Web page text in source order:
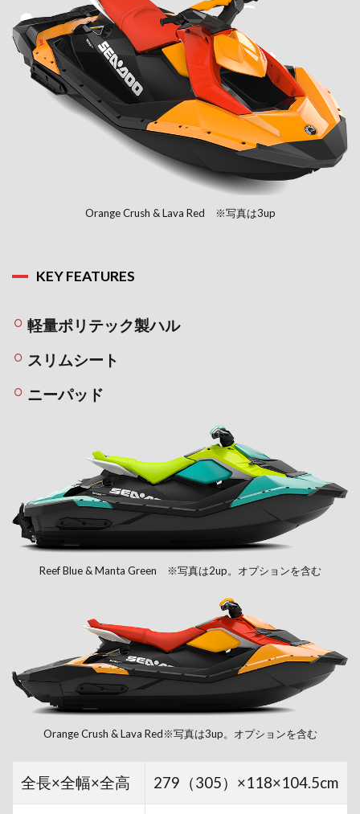
Orange Crush & Lava Red ※写真は3up
KEY FEATURES
軽量ポリテック製ハル
スリムシート
ニーパッド
Reef Blue & Manta Green ※写真は2up。オプションを含む
Orange Crush & Lava Red※写真は3up。オプションを含む
全長×全幅×全高 279（305）×118×104.5cm